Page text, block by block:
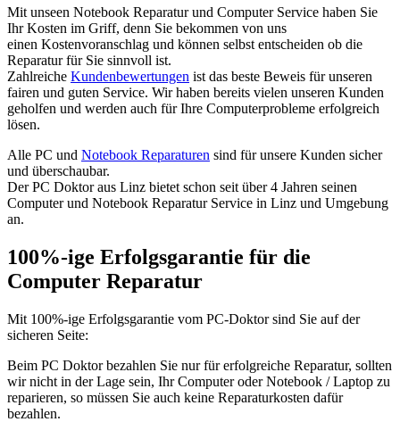
Mit unseen Notebook Reparatur und Computer Service haben Sie
Ihr Kosten im Griff, denn Sie bekommen von uns
einen Kostenvoranschlag und können selbst entscheiden ob die
Reparatur für Sie sinnvoll ist.
Zahlreiche Kundenbewertungen ist das beste Beweis für unseren
fairen und guten Service. Wir haben bereits vielen unseren Kunden
geholfen und werden auch für Ihre Computerprobleme erfolgreich
lösen.
Alle PC und Notebook Reparaturen sind für unsere Kunden sicher
und überschaubar.
Der PC Doktor aus Linz bietet schon seit über 4 Jahren seinen
Computer und Notebook Reparatur Service in Linz und Umgebung
an.
100%-ige Erfolgsgarantie für die
Computer Reparatur
Mit 100%-ige Erfolgsgarantie vom PC-Doktor sind Sie auf der
sicheren Seite:
Beim PC Doktor bezahlen Sie nur für erfolgreiche Reparatur, sollten
wir nicht in der Lage sein, Ihr Computer oder Notebook / Laptop zu
reparieren, so müssen Sie auch keine Reparaturkosten dafür
bezahlen.